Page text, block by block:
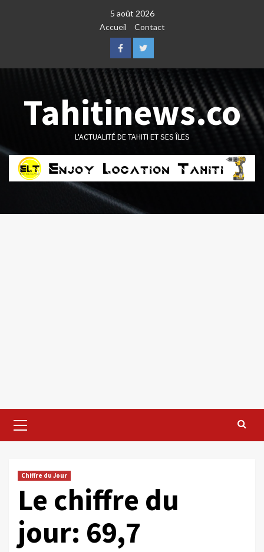
5 août 2026
Accueil
Contact
FacebookTwitter
Tahitinews.co
L'ACTUALITÉ DE TAHITI ET SES ÎLES
Menu
Chiffre du Jour
Le chiffre du
jour: 69,7